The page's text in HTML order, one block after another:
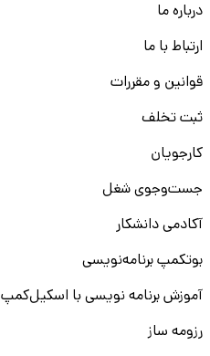
درباره ما
ارتباط با ما
قوانین و مقررات
ثبت تخلف
کارجویان
جست‌و‌جوی شغل
آکادمی دانشکار
بوتکمپ برنامه‌نویسی
آموزش برنامه نویسی با اسکیل‌کمپ
رزومه ساز